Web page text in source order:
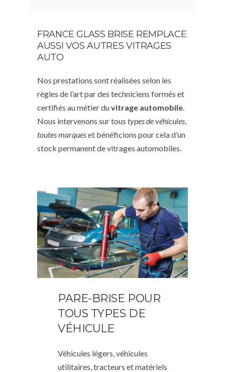
FRANCE GLASS BRISE REMPLACE
AUSSI VOS AUTRES VITRAGES
AUTO
Nos prestations sont réalisées selon les
règles de l’art par des techniciens formés et
certifiés au métier duvitrage automobile
Nous intervenons sur tous types de véhicules
toutes marqueset bénéficions pour cela d’un
stock permanent de vitrages automobiles.
PARE-BRISE POUR
TOUS TYPES DE
VÉHICULE
Véhicules légers, véhicules
utilitaires, tracteurs et matériels